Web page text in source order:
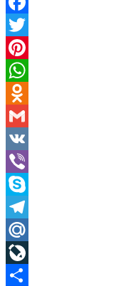
Facebook
Twitter
Pinterest
WhatsApp
Odnoklassniki
Gmail
VK
Viber
Skype
Telegram
Mail.Ru
LiveJournal